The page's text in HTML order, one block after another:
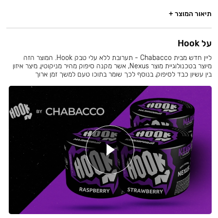
תיאור המוצר +
על Hook
ליין חדש מבית Chabacco - תערובת ללא עלי טבק Hook. המוצר הזה
מיוצר בטכנולוגיית מוצר Nexus, אשר מקנה סיפוק מהיר מניקוטין, מיצר איזון
בין עשיון כבד לסיפוק, בנוסף לכך שומר בתוכו טעם למשך זמן ארוך